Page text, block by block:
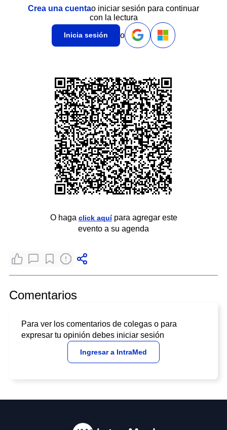
Crea una cuentao iniciar sesión para continuar
con la lectura
Inicia sesión o
O haga click aquípara agregar este
evento a su agenda
Comentarios
Para ver los comentarios de colegas o para
expresar tu opinión debes iniciar sesión
Ingresar a IntraMed